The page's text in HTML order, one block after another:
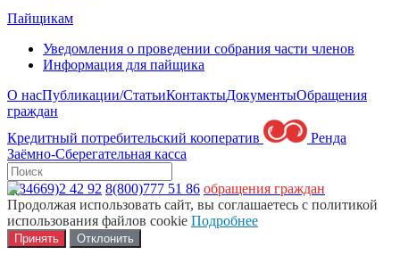
Пайщикам
Уведомления о проведении собрания части членов
Информация для пайщика
О насПубликации/СтатьиКонтактыДокументыОбращения
граждан
Кредитный потребительский кооператив
Ренда
Заёмно-Сберегательная касса
8(34669)2 42 92 8(800)777 51 86 обращения граждан
Продолжая использовать сайт, вы соглашаетесь с политикой
использования файлов cookie Подробнее
Принять Отклонить